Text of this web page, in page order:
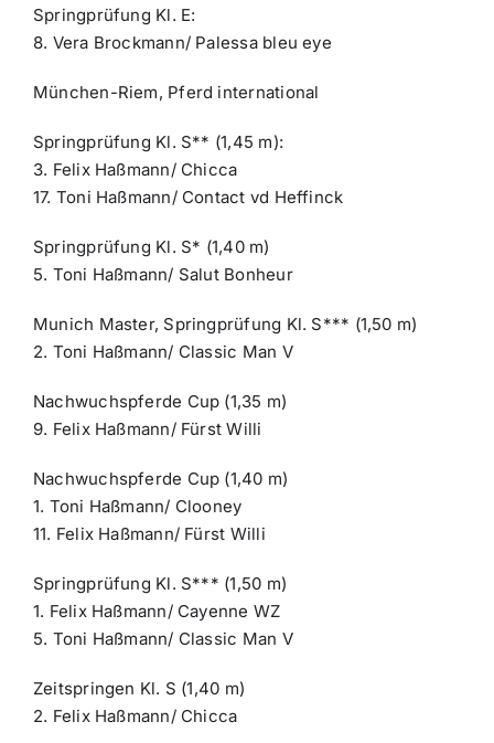
Springprüfung Kl. E:
8. Vera Brockmann/ Palessa bleu eye
München-Riem, Pferd international
Springprüfung Kl. S** (1,45 m):
3. Felix Haßmann/ Chicca
17. Toni Haßmann/ Contact vd Heffinck
Springprüfung Kl. S* (1,40 m)
5. Toni Haßmann/ Salut Bonheur
Munich Master, Springprüfung Kl. S*** (1,50 m)
2. Toni Haßmann/ Classic Man V
Nachwuchspferde Cup (1,35 m)
9. Felix Haßmann/ Fürst Willi
Nachwuchspferde Cup (1,40 m)
1. Toni Haßmann/ Clooney
11. Felix Haßmann/ Fürst Willi
Springprüfung Kl. S*** (1,50 m)
1. Felix Haßmann/ Cayenne WZ
5. Toni Haßmann/ Classic Man V
Zeitspringen Kl. S (1,40 m)
2. Felix Haßmann/ Chicca